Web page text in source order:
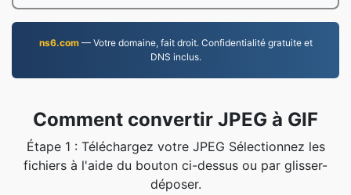
ns6.com— Votre domaine, fait droit. Confidentialité gratuite et
DNS inclus.
Comment convertir JPEG à GIF
Étape 1 : Téléchargez votre JPEG Sélectionnez les
fichiers à l'aide du bouton ci-dessus ou par glisser-
déposer.